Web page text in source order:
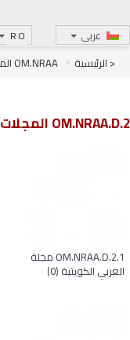
عربى RO
< الرئيسية OM.NRAA المحفوظات
OM.NRAA.D.2 المجلات
OM.NRAA.D.2.1 مجلة
العربي الكويتية (0)